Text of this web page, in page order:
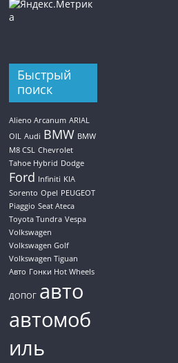
Быстрый
поиск
Alieno Arcanum ARIAL
OIL Audi BMW BMW
M8 CSL Chevrolet
Tahoe Hybrid Dodge
Ford Infiniti KIA
Sorento Opel PEUGEOT
Piaggio Seat Ateca
Toyota Tundra Vespa
Volkswagen
Volkswagen Golf
Volkswagen Tiguan
Авто Гонки Hot Wheels
ДОПОГ авто
автомоб
иль